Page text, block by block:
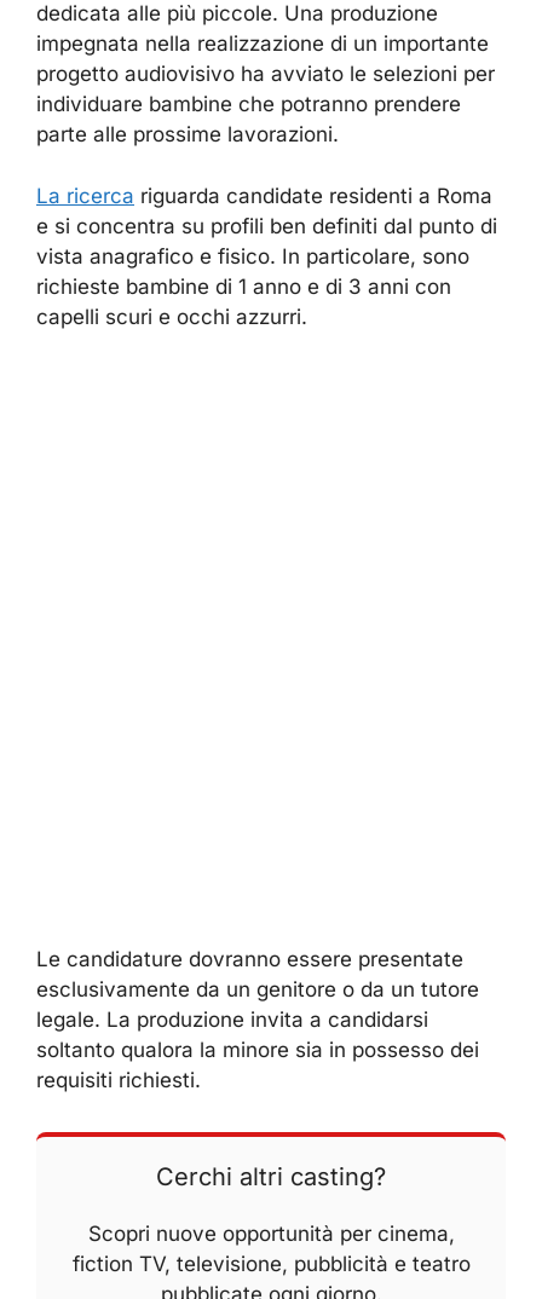
dedicata alle più piccole. Una produzione
impegnata nella realizzazione di un importante
progetto audiovisivo ha avviato le selezioni per
individuare bambine che potranno prendere
parte alle prossime lavorazioni.
La ricerca riguarda candidate residenti a Roma
e si concentra su profili ben definiti dal punto di
vista anagrafico e fisico. In particolare, sono
richieste bambine di 1 anno e di 3 anni con
capelli scuri e occhi azzurri.
Le candidature dovranno essere presentate
esclusivamente da un genitore o da un tutore
legale. La produzione invita a candidarsi
soltanto qualora la minore sia in possesso dei
requisiti richiesti.
Cerchi altri casting?
Scopri nuove opportunità per cinema,
fiction TV, televisione, pubblicità e teatro